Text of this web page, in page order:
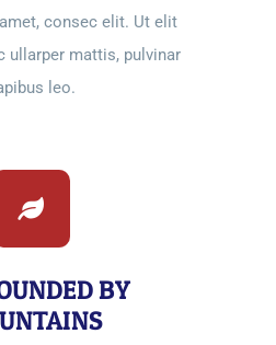
consec elit. Ut elit
ullarper mattis, pulvinar
leo.
BY